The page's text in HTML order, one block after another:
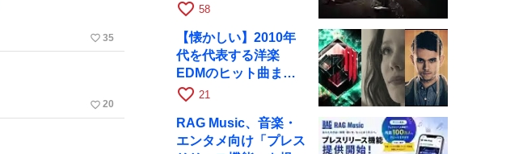
favorite_border 35
favorite_border 20
favorite_border 58
【懐かしい】2010年
代を代表する洋楽
EDMのヒット曲まと
め【平成】
favorite_border 21
RAG Music、音楽・
エンタメ向け「プレス